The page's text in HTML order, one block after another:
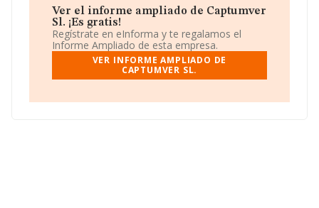
La empresa Captumver S.L, NIF B88758370, se
encuentra en Calle Xativa núm. 21 2 2, (46002), Valencia,
Comunidad Valenciana.
En base a la información de la que dispone INFORMA
sobre 132.607 compañías, a nivel nacional la facturación
asciende a 22.314 millones de euros y se calcula un
las compañías. Teniendo en cuenta la información
Ver el informe ampliado de Captumver
Sl. ¡Es gratis!
Regístrate en eInforma y te regalamos el
Informe Ampliado de esta empresa.
VER INFORME AMPLIADO DE
CAPTUMVER SL.